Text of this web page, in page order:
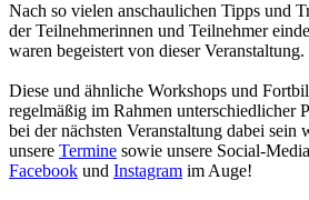
Nach so vielen anschaulichen Tipps und
der Teilnehmerinnen und Teilnehmer
waren begeistert von dieser Veranstaltung.
Diese und ähnliche Workshops und
regelmäßig im Rahmen unterschiedlicher
bei der nächsten Veranstaltung dabei sein
unsere Termine sowie unsere Social-
Facebook und Instagram im Auge!